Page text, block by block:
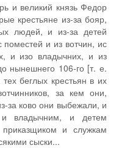
и великий князь Федор
крестьяне из-за бояр,
людей, и из-за детей
и из вотчин, ис
и изо владычних, и из
нынешнего 106-го [т. е.
беглых крестьян в их
за кем они,
за ково они выбежали, и
владычним, и детем
и служкам
сыски...